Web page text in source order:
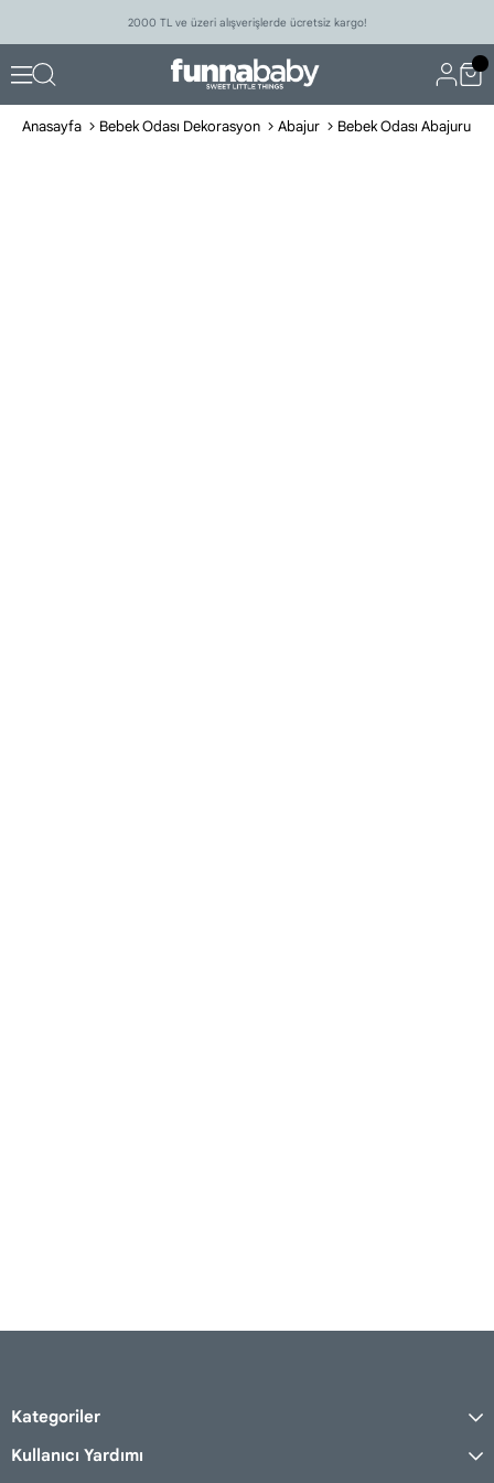
2000 TL ve üzeri alışverişlerde ücretsiz kargo!
Anasayfa Bebek Odası Dekorasyon Abajur Bebek Odası Abajuru
Kategoriler
Kullanıcı Yardımı